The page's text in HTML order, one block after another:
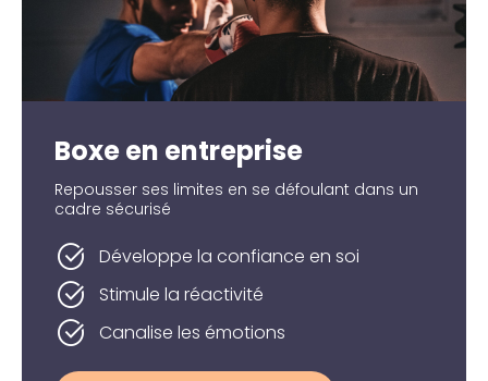
Boxe en entreprise
Repousser ses limites en se défoulant dans un
cadre sécurisé
Développe la confiance en soi
Stimule la réactivité
Canalise les émotions